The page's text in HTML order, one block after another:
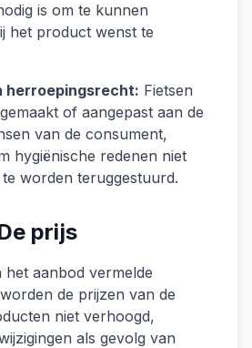
is om te kunnen
het product wenst te
herroepingsrecht: Fietsen
of aangepast aan de
van de consument,
hygiënische redenen niet
worden teruggestuurd.
prijs
het aanbod vermelde
de prijzen van de
niet verhoogd,
als gevolg van